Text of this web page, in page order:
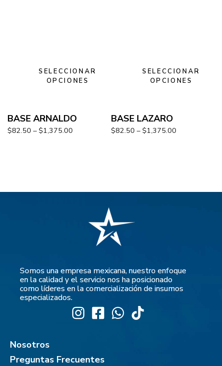
SELECCIONAR
OPCIONES
BASE ARNALDO
$82.50 – $1,375.00
SELECCIONAR
OPCIONES
BASE LAZARO
$82.50 – $1,375.00
Somos una empresa mexicana, nuestro enfoque
en la calidad y el servicio nos ha posicionado
como líderes en la comercialización de insumos
especializados.
Nosotros
Preguntas Frecuentes